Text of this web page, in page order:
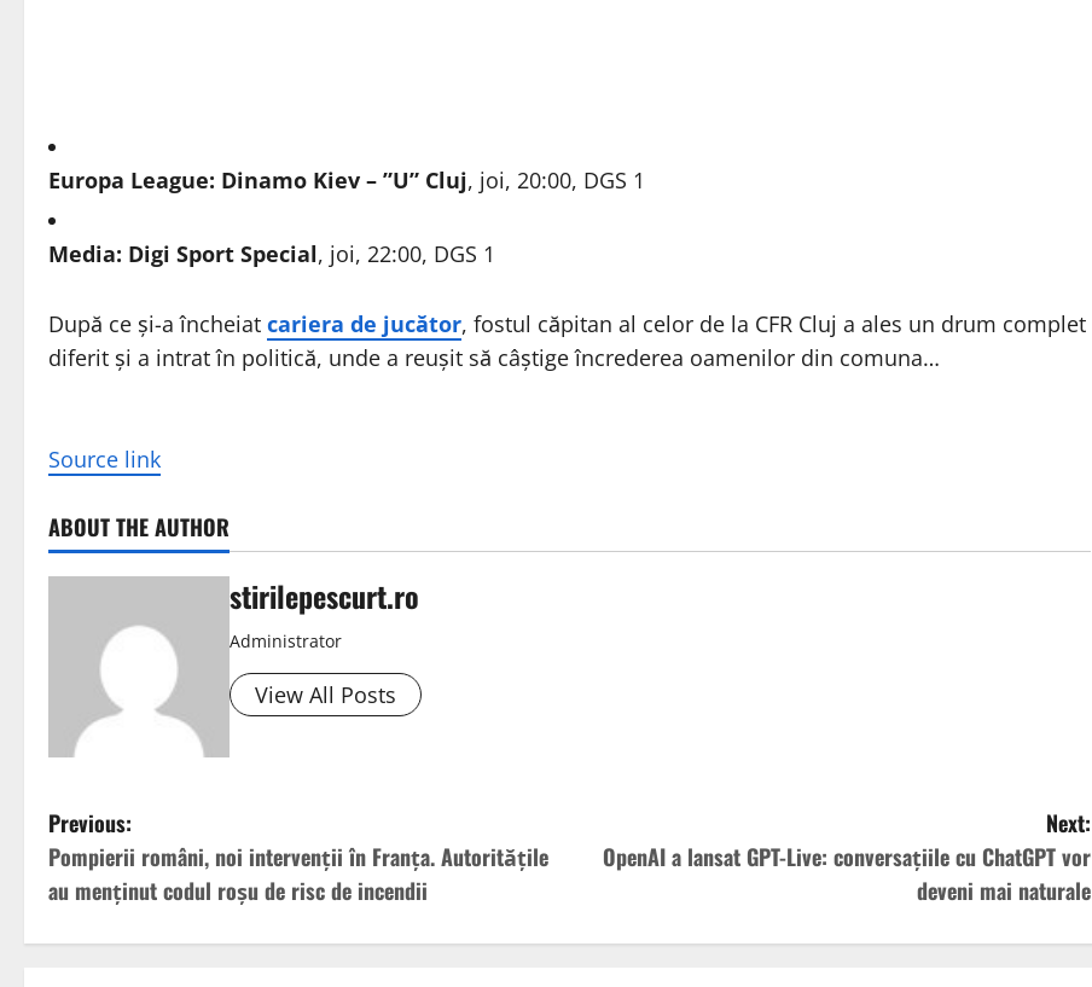
Europa League: Dinamo Kiev – ”U” Cluj, joi, 20:00, DGS 1
Media: Digi Sport Special, joi, 22:00, DGS 1
După ce și-a încheiat cariera de jucător, fostul căpitan al celor de la CFR Cluj a ales un drum complet
diferit și a intrat în politică, unde a reușit să câștige încrederea oamenilor din comuna…
Source link
ABOUT THE AUTHOR
stirilepescurt.ro
Administrator
View All Posts
P
o
s
Previous:
Pompierii români, noi intervenții în Franța. Autoritățile
au menținut codul roșu de risc de incendii
Next:
OpenAI a lansat GPT-Live: conversațiile cu ChatGPT vor
deveni mai naturale